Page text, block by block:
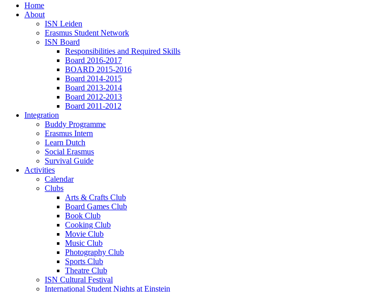
Home
About
ISN Leiden
Erasmus Student Network
ISN Board
Responsibilities and Required Skills
Board 2016-2017
BOARD 2015-2016
Board 2014-2015
Board 2013-2014
Board 2012-2013
Board 2011-2012
Integration
Buddy Programme
Erasmus Intern
Learn Dutch
Social Erasmus
Survival Guide
Activities
Calendar
Clubs
Arts & Crafts Club
Board Games Club
Book Club
Cooking Club
Movie Club
Music Club
Photography Club
Sports Club
Theatre Club
ISN Cultural Festival
International Student Nights at Einstein